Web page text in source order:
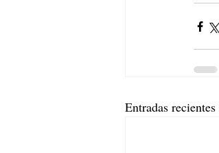
Entradas recientes